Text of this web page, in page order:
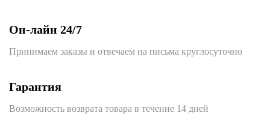
Он-лайн 24/7
Принимаем заказы и отвечаем на письма круглосуточно
Гарантия
Возможность возврата товара в течение 14 дней